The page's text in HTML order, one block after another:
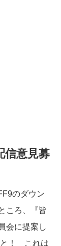
信意見募
のダウン
ころ、『皆
会に提案し
と！ これは